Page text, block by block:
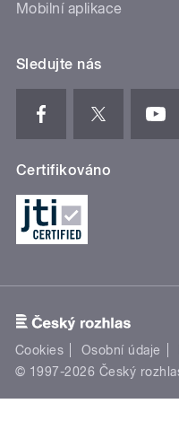
Mobilní aplikace
Sledujte nás
Certifikováno
Cookies Osobní údaje
© 1997-2026 Český